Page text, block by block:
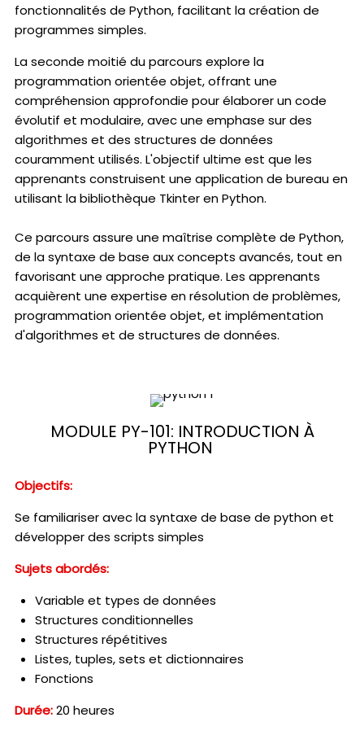
fonctionnalités de Python, facilitant la création de
programmes simples.
La seconde moitié du parcours explore la
programmation orientée objet, offrant une
compréhension approfondie pour élaborer un code
évolutif et modulaire, avec une emphase sur des
algorithmes et des structures de données
couramment utilisés. L'objectif ultime est que les
apprenants construisent une application de bureau en
utilisant la bibliothèque Tkinter en Python.
Ce parcours assure une maîtrise complète de Python,
de la syntaxe de base aux concepts avancés, tout en
favorisant une approche pratique. Les apprenants
acquièrent une expertise en résolution de problèmes,
programmation orientée objet, et implémentation
d'algorithmes et de structures de données.
MODULE PY-101: INTRODUCTION À
PYTHON
Objectifs:
Se familiariser avec la syntaxe de base de python et
développer des scripts simples
Sujets abordés:
Variable et types de données
Structures conditionnelles
Structures répétitives
Listes, tuples, sets et dictionnaires
Fonctions
Durée:20 heures